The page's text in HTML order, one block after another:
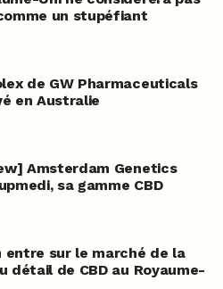
un stupéfiant
de GW Pharmaceuticals
en Australie
Amsterdam Genetics
sa gamme CBD
entre sur le marché de la
détail de CBD au Royaume-